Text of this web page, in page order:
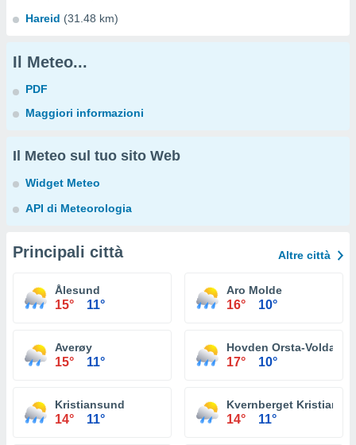
Hareid (31.48 km)
Il Meteo...
PDF
Maggiori informazioni
Il Meteo sul tuo sito Web
Widget Meteo
API di Meteorologia
Principali città Altre città
Ålesund
15° 11°
Aro Molde
16° 10°
Averøy
15° 11°
Hovden Orsta-Volda
17° 10°
Kristiansund
14° 11°
Kvernberget
14° 11°